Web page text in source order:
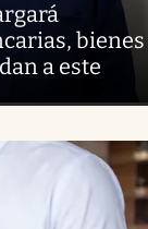
bienes
a este